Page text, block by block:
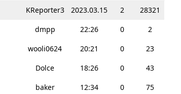
KReporter3 2023.03.15 2
28321
dmpp 22:26 0
2
wooli0624 20:21 0
23
Dolce 18:26 0
43
baker 12:34 0
75